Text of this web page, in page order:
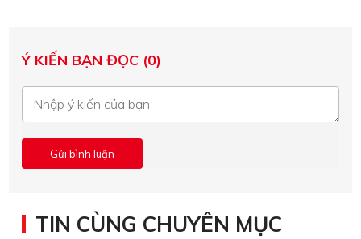
Ý KIẾN BẠN ĐỌC (0)
TIN CÙNG CHUYÊN MỤC